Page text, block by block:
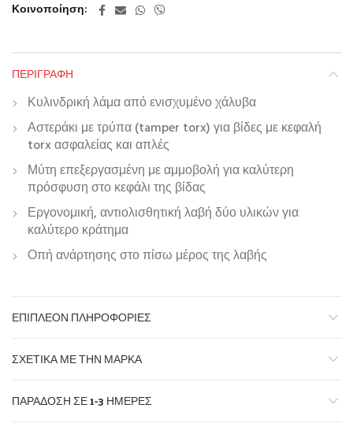
Κοινοποίηση
ΠΕΡΙΓΡΑΦΉ
Κυλινδρική λάμα από ενισχυμένο χάλυβα
Αστεράκι με τρύπα (tamper torx) για βίδες με κεφαλή
torx ασφαλείας και απλές
Μύτη επεξεργασμένη με αμμοβολή για καλύτερη
πρόσφυση στο κεφάλι της βίδας
Εργονομική, αντιολισθητική λαβή δύο υλικών για
καλύτερο κράτημα
Οπή ανάρτησης στο πίσω μέρος της λαβής
ΕΠΙΠΛΈΟΝ ΠΛΗΡΟΦΟΡΊΕΣ
ΣΧΕΤΙΚΆ ΜΕ ΤΗΝ ΜΆΡΚΑ
ΠΑΡΆΔΟΣΗ ΣΕ 1-3 ΗΜΈΡΕΣ